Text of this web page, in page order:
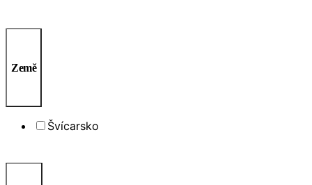
Země
Švícarsko